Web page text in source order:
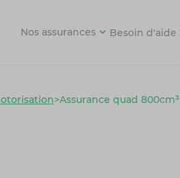
Nos assurances Besoin d'aide
>Assurance quad 800cm³